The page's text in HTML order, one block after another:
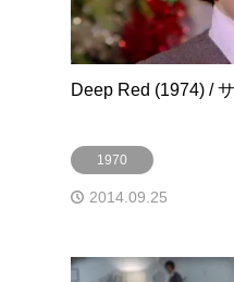
Deep Red (1974) /
1970
2014.09.25